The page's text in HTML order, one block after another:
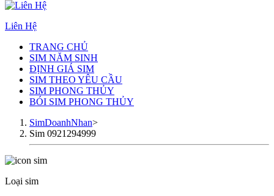
Liên Hệ
TRANG CHỦ
SIM NĂM SINH
ĐỊNH GIÁ SIM
SIM THEO YÊU CẦU
SIM PHONG THỦY
BÓI SIM PHONG THỦY
SimDoanhNhan>
Sim 0921294999
Loại sim